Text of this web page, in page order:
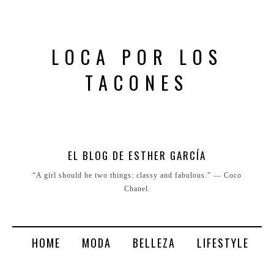
LOCA POR LOS
TACONES
EL BLOG DE ESTHER GARCÍA
“A girl should be two things: classy and fabulous.” ― Coco
Chanel.
HOME MODA BELLEZA LIFESTYLE